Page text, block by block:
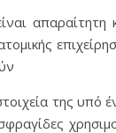
απαραίτητη
της υπό